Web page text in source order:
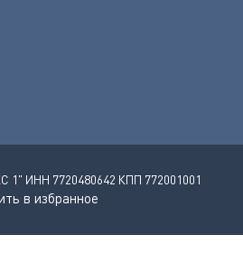
1" ИНН 7720480642 КПП 772001001
в избранное